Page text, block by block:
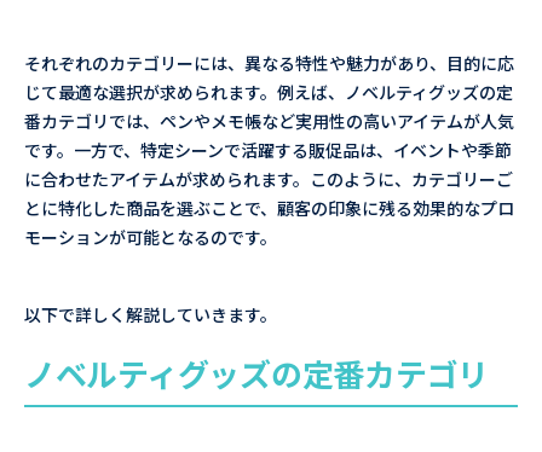
それぞれのカテゴリーには、異なる特性や魅力があり、目的に応
じて最適な選択が求められます。例えば、ノベルティグッズの定
番カテゴリでは、ペンやメモ帳など実用性の高いアイテムが人気
です。一方で、特定シーンで活躍する販促品は、イベントや季節
に合わせたアイテムが求められます。このように、カテゴリーご
とに特化した商品を選ぶことで、顧客の印象に残る効果的なプロ
モーションが可能となるのです。
以下で詳しく解説していきます。
ノベルティグッズの定番カテゴリ